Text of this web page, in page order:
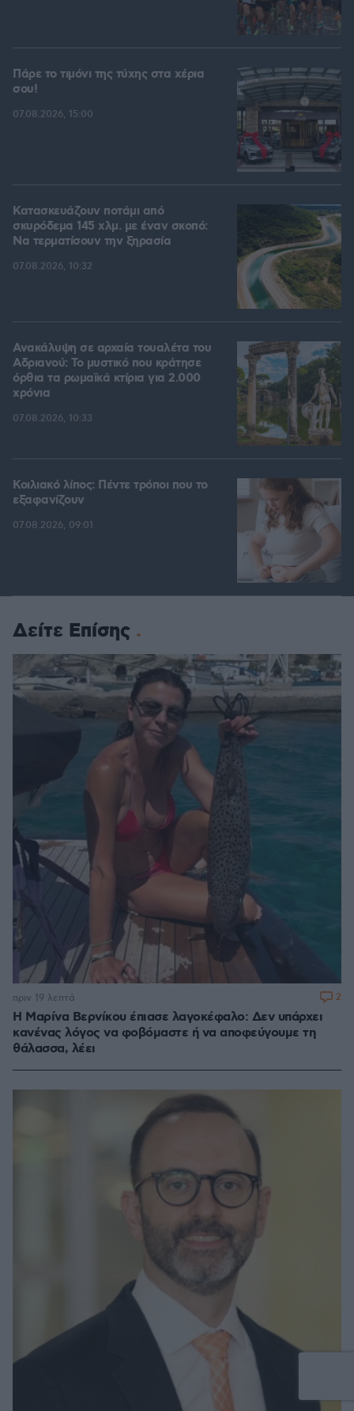
Πάρε το τιμόνι της τύχης στα χέρια
σου!
07.08.2026, 15:00
Κατασκευάζουν ποτάμι από
σκυρόδεμα 145 χλμ. με έναν σκοπό:
Να τερματίσουν την ξηρασία
07.08.2026, 10:32
Ανακάλυψη σε αρχαία τουαλέτα του
Αδριανού: Το μυστικό που κράτησε
όρθια τα ρωμαϊκά κτίρια για 2.000
χρόνια
07.08.2026, 10:33
Κοιλιακό λίπος: Πέντε τρόποι που το
εξαφανίζουν
07.08.2026, 09:01
Δείτε Επίσης
Η Μαρίνα Βερνίκου έπιασε λαγοκέφαλο: Δεν υπάρχει
κανένας λόγος να φοβόμαστε ή να αποφεύγουμε τη
θάλασσα, λέει
πριν 19 λεπτά 2